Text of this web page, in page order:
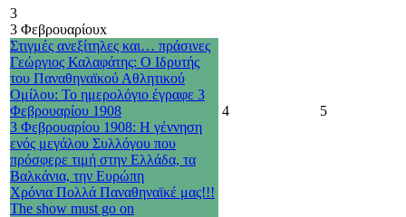
3
3 Φεβρουαρίουx
Στιγμές ανεξίτηλες και… πράσινες
Γεώργιος Καλαφάτης: Ο Ιδρυτής
του Παναθηναϊκού Αθλητικού
Ομίλου: Το ημερολόγιο έγραφε 3
Φεβρουαρίου 1908
3 Φεβρουαρίου 1908: Η γέννηση
ενός μεγάλου Συλλόγου που
πρόσφερε τιμή στην Ελλάδα, τα
Βαλκάνια, την Ευρώπη
Χρόνια Πολλά Παναθηναϊκέ μας!!!
The show must go on
4 5